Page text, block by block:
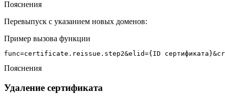
Пояснения
Перевыпуск с указанием новых доменов:
Пример вызова функции
func=certificate.reissue.step2&elid={ID
Пояснения
Удаление сертификата